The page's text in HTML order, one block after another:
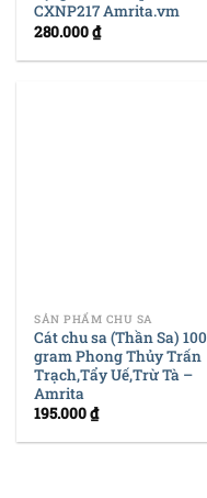
CXNP217 Amrita.vm
280.000₫
SẢN PHẨM CHU SA
Cát chu sa (Thần Sa) 100
gram Phong Thủy Trấn
Trạch,Tẩy Uế,Trừ Tà –
Amrita
195.000₫